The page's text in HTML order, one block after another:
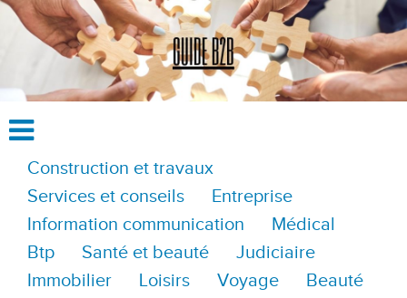
Construction et travaux
Services et conseils
Entreprise
Information communication
Médical
Btp
Santé et beauté
Judiciaire
Immobilier
Loisirs Voyage
Beauté